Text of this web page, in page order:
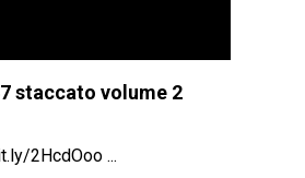
staccato volume 2
2HcdOoo ...